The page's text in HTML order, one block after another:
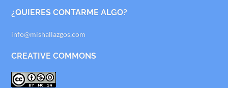
¿QUIERES CONTARME ALGO?
info@mishallazgos.com
CREATIVE COMMONS